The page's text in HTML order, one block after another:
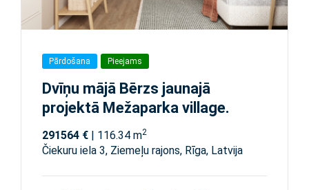
Pārdošana Pieejams
Dvīņu mājā Bērzs jaunajā
projektā Mežaparka village.
291564 € | 116.34 m2
Čiekuru iela 3, Ziemeļu rajons, Rīga, Latvija